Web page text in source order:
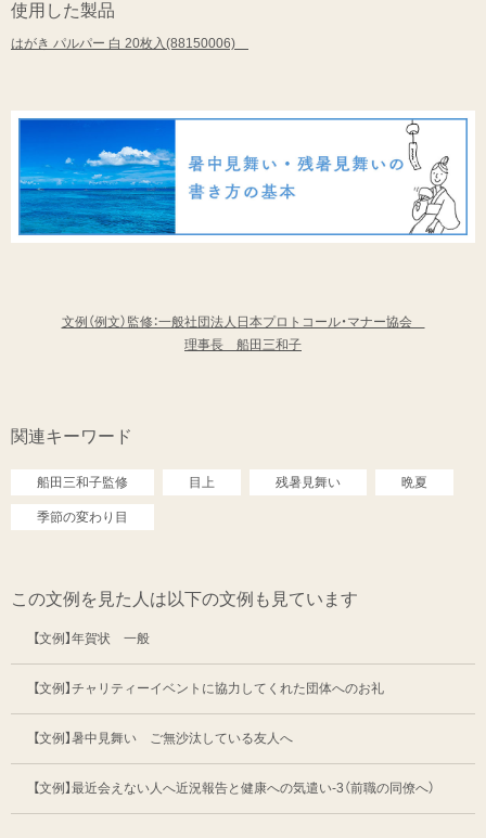
使用した製品
はがき パルパー 白 20枚入(88150006)
文例（例文）監修：一般社団法人日本プロトコール・マナー協会
理事長 船田三和子
関連キーワード
船田三和子監修 目上 残暑見舞い 晩夏
季節の変わり目
この文例を見た人は以下の文例も見ています
【文例】年賀状 一般
【文例】チャリティーイベントに協力してくれた団体へのお礼
【文例】暑中見舞い ご無沙汰している友人へ
【文例】最近会えない人へ近況報告と健康への気遣い-3（前職の同僚へ）